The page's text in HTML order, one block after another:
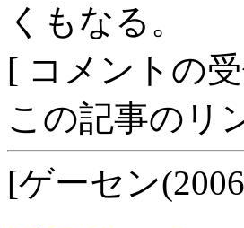
くもなる。
[ コメントの
この記事のリ
[ゲーセン